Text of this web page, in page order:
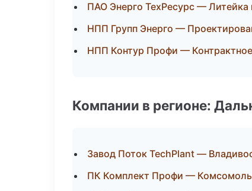
ПАО Энерго ТехРесурс — Литейка
НПП Групп Энерго —
НПП Контур Профи —
Компании в регионе:
Завод Поток TechPlant —
ПК Комплект Профи —